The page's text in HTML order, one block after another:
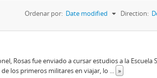
Ordenar por: Date modified Direction:
Rosas fue enviado a cursar estudios a la Escuela
los primeros militares en viajar, lo
»